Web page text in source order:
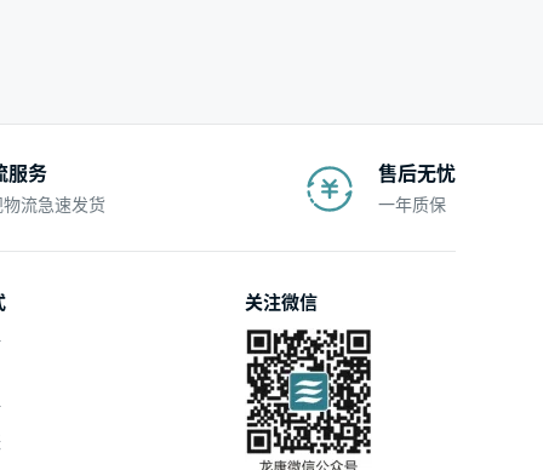
服务
物流急速发货
售后无忧
一年质保
关注微信